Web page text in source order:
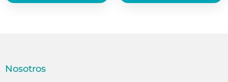
Nosotros